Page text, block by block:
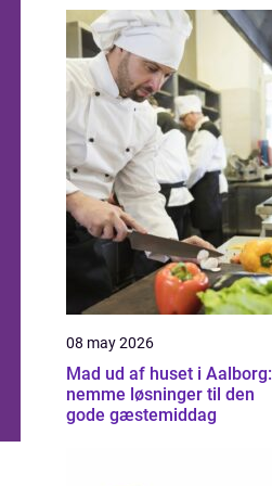
08 may 2026
Mad ud af huset i Aalborg:
nemme løsninger til den
gode gæstemiddag